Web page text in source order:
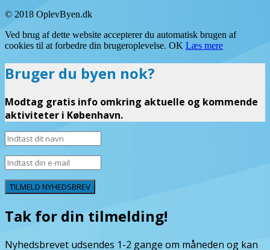
© 2018 OplevByen.dk
Ved brug af dette website accepterer du automatisk brugen af
cookies til at forbedre din brugeroplevelse. OK Læs mere
Bruger du byen nok?
Modtag gratis info omkring aktuelle og kommende
aktiviteter i København.
TILMELD NYHEDSBREV
Tak for din tilmelding!
Nyhedsbrevet udsendes 1-2 gange om måneden og kan